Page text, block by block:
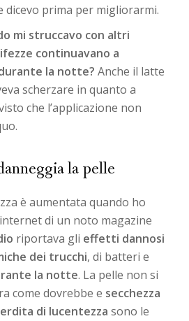
dicevo prima per migliorarmi.
mi struccavo con altri
continuavano a
la notte? Anche il latte
scherzare in quanto a
che l’applicazione non
la pelle
è aumentata quando ho
di un noto magazine
riportava gli effetti dannosi
dei trucchi, di batteri e
la notte. La pelle non si
come dovrebbe e secchezza
di lucentezza sono le